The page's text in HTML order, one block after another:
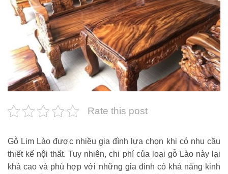
Rate this post
Gỗ Lim Lào được nhiều gia đình lựa chọn khi có nhu cầu
thiết kế nội thất. Tuy nhiên, chi phí của loại gỗ Lào này lại
khá cao và phù hợp với những gia đình có khả năng kinh